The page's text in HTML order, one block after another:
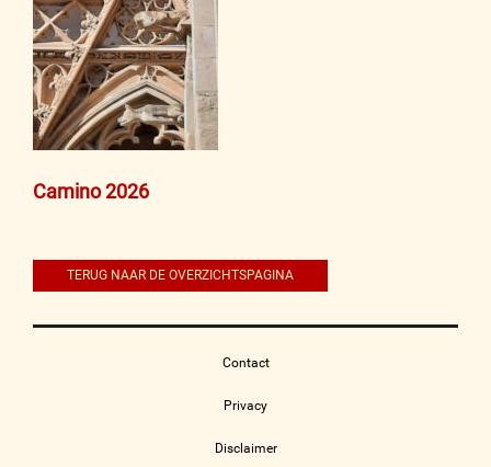
Bericht
Camino 2026
TERUG NAAR DE OVERZICHTSPAGINA
Contact
Privacy
Disclaimer